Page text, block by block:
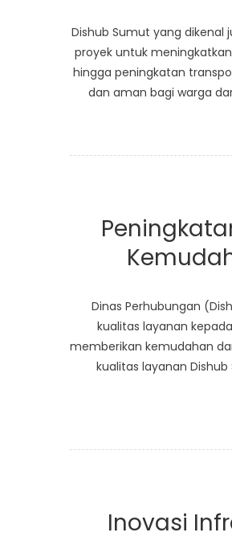
Dishub Sumut yang dikenal
proyek untuk
hingga peningkatan
dan aman bagi warga
Dinas Perhubungan
kualitas layanan
memberikan kemudahan
kualitas layanan
Inovasi